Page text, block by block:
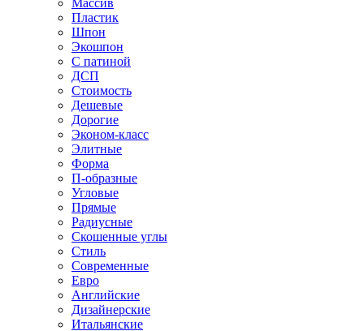
Массив
Пластик
Шпон
Экошпон
С патиной
ДСП
Стоимость
Дешевые
Дорогие
Эконом-класс
Элитные
Форма
П-образные
Угловые
Прямые
Радиусные
Скошенные углы
Стиль
Современные
Евро
Английские
Дизайнерские
Итальянские